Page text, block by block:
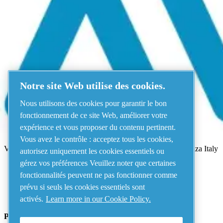
Menu
Une erreur s'est produite
Quelque chose s'est mal passé !Veuillez réessayez dans quelques
Voir tous les produits
Adresse
AIRnet - C.Aria.C
Via Selva Maiolo, 5/7 - 36075, Montecchio Maggiore, Vicenza Italy
Contact us
Piping Systems - click to see details
Notre site Web utilise des cookies.
Nous utilisons des cookies pour garantir le bon
fonctionnement de ce site Web, améliorer votre
expérience et vous proposer du contenu pertinent.
Vous avez le contrôle : acceptez tous les cookies,
autorisez uniquement les cookies essentiels ou
gérez vos préférences Veuillez noter que certaines
fonctionnalités peuvent ne pas fonctionner comme
prévu si seuls les cookies essentiels sont
activés. Learn more in our Cookie Policy.